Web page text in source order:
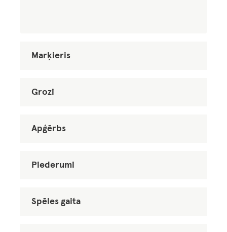
Marķieris
Grozi
Apģērbs
Piederumi
Spēles gaita